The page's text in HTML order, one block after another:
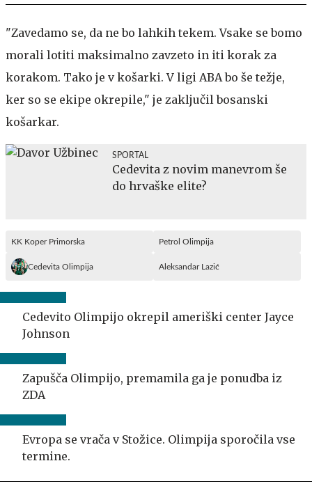
"Zavedamo se, da ne bo lahkih tekem. Vsake se bomo
morali lotiti maksimalno zavzeto in iti korak za
korakom. Tako je v košarki. V ligi ABA bo še težje,
ker so se ekipe okrepile," je zaključil bosanski
košarkar.
SPORTAL
Cedevita z novim manevrom še
do hrvaške elite?
KK Koper Primorska Petrol Olimpija
Cedevita Olimpija Aleksandar Lazić
Cedevito Olimpijo okrepil ameriški center Jayce
Johnson
Zapušča Olimpijo, premamila ga je ponudba iz
ZDA
Evropa se vrača v Stožice. Olimpija sporočila vse
termine.